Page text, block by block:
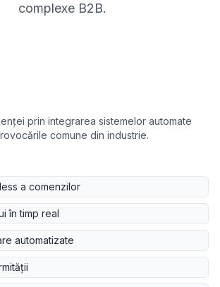
complexe B2B.
prin integrarea sistemelor automate
comune din industrie.
a comenzilor
în timp real
automatizate